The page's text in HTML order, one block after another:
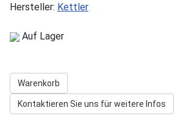
Hersteller: Kettler
Auf Lager
Warenkorb
Kontaktieren Sie uns für weitere Infos